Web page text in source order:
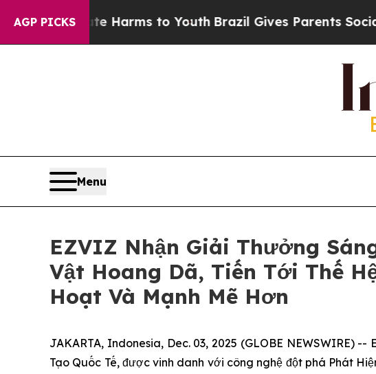
AGP PICKS
Abate Harms to Youth Brazil Gives Parents Social Media
Menu
EZVIZ Nhận Giải Thưởng
Vật Hoang Dã, Tiến Tới Thế
Hoạt Và Mạnh Mẽ Hơn
JAKARTA, Indonesia, Dec. 03, 2025 (GLOBE
Tạo Quốc Tế, được vinh danh với công nghệ đột phá Phát